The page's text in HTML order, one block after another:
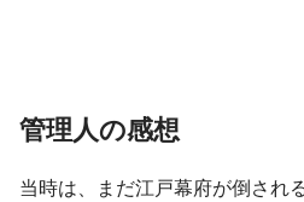
管理人の感想
当時は、まだ江戸幕府が倒され